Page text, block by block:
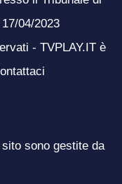
04/2023
- TVPLAY.IT è
sono gestite da